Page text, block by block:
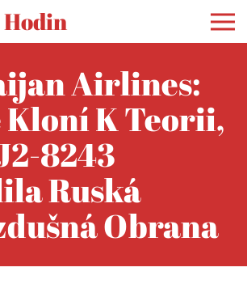
Hodin
Airlines:
Kloní K Teorii,
8243
Ruská
Obrana